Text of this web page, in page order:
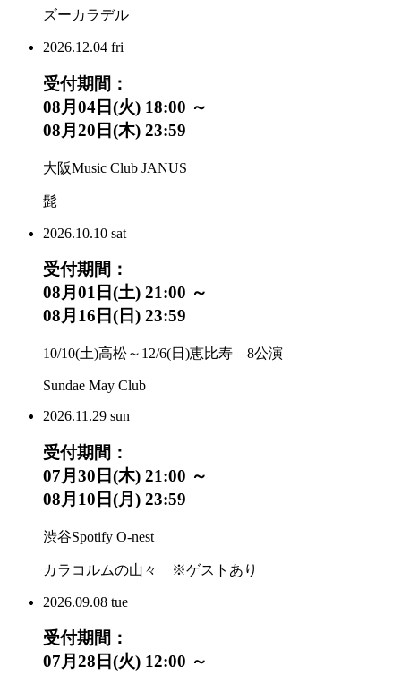
ズーカラデル
2026.12.04 fri
受付期間：
08月04日(火) 18:00 ～
08月20日(木) 23:59
大阪Music Club JANUS
髭
2026.10.10 sat
受付期間：
08月01日(土) 21:00 ～
08月16日(日) 23:59
10/10(土)高松～12/6(日)恵比寿 8公演
Sundae May Club
2026.11.29 sun
受付期間：
07月30日(木) 21:00 ～
08月10日(月) 23:59
渋谷Spotify O-nest
カラコルムの山々 ※ゲストあり
2026.09.08 tue
受付期間：
07月28日(火) 12:00 ～